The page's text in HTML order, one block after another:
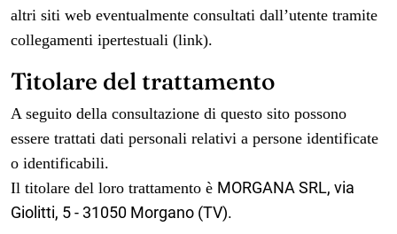
altri siti web eventualmente consultati dall’utente tramite
collegamenti ipertestuali (link).
Titolare del trattamento
A seguito della consultazione di questo sito possono
essere trattati dati personali relativi a persone identificate
o identificabili.
Il titolare del loro trattamento è MORGANA SRL, via
Giolitti, 5- 31050 Morgano (TV).